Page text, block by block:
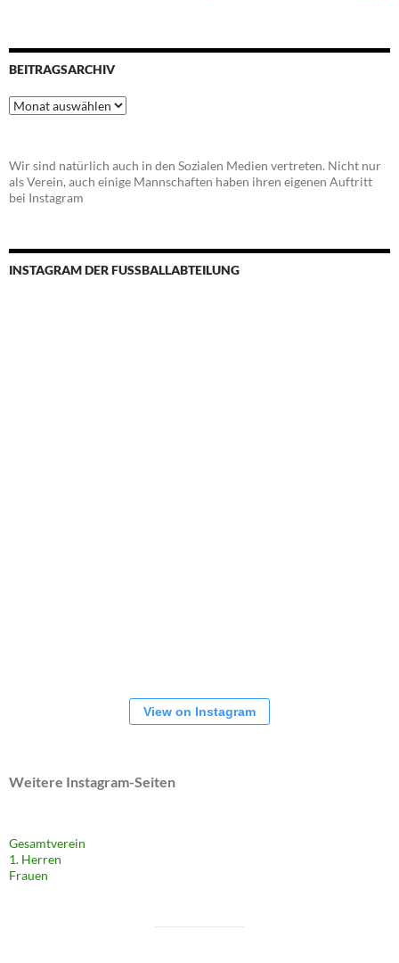
BEITRAGSARCHIV
Beitragsarchiv
Wir sind natürlich auch in den Sozialen Medien vertreten. Nicht nur
als Verein, auch einige Mannschaften haben ihren eigenen Auftritt
bei Instagram
INSTAGRAM DER FUSSBALLABTEILUNG
View on Instagram
Weitere Instagram-Seiten
Gesamtverein
1. Herren
Frauen